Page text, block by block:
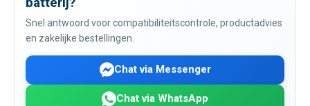
Snel antwoord voor compatibiliteitscontrole, productadvies
en zakelijke bestellingen.
Chat via Messenger
Chat via WhatsApp